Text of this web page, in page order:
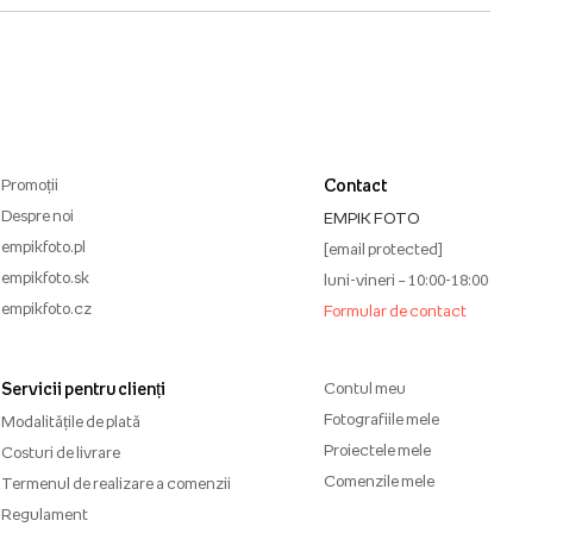
Promoții
Despre noi
empikfoto.pl
empikfoto.sk
empikfoto.cz
Servicii pentru clienți
Modalitățile de plată
Costuri de livrare
Termenul de realizare a comenzii
Regulament
Contact
EMPIK FOTO
[email protected]
luni-vineri – 10:00-18:00
Formular de contact
Contul meu
Fotografiile mele
Proiectele mele
Comenzile mele